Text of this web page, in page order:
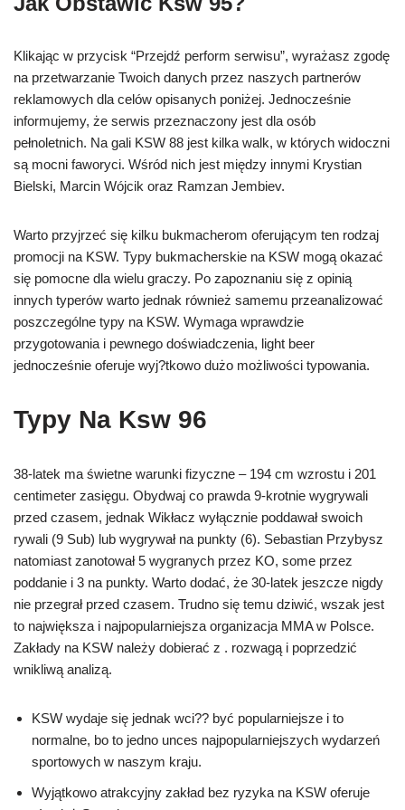
Klikając w przycisk “Przejdź perform serwisu”, wyrażasz zgodę
na przetwarzanie Twoich danych przez naszych partnerów
reklamowych dla celów opisanych poniżej. Jednocześnie
informujemy, że serwis przeznaczony jest dla osób
pełnoletnich. Na gali KSW 88 jest kilka walk, w których widoczni
są mocni faworyci. Wśród nich jest między innymi Krystian
Bielski, Marcin Wójcik oraz Ramzan Jembiev.
Warto przyjrzeć się kilku bukmacherom oferującym ten rodzaj
promocji na KSW. Typy bukmacherskie na KSW mogą okazać
się pomocne dla wielu graczy. Po zapoznaniu się z opinią
innych typerów warto jednak również samemu przeanalizować
poszczególne typy na KSW. Wymaga wprawdzie
przygotowania i pewnego doświadczenia, light beer
jednocześnie oferuje wyj?tkowo dużo możliwości typowania.
Typy Na Ksw 96
38-latek ma świetne warunki fizyczne – 194 cm wzrostu i 201
centimeter zasięgu. Obydwaj co prawda 9-krotnie wygrywali
przed czasem, jednak Wikłacz wyłącznie poddawał swoich
rywali (9 Sub) lub wygrywał na punkty (6). Sebastian Przybysz
natomiast zanotował 5 wygranych przez KO, some przez
poddanie i 3 na punkty. Warto dodać, że 30-latek jeszcze nigdy
nie przegrał przed czasem. Trudno się temu dziwić, wszak jest
to największa i najpopularniejsza organizacja MMA w Polsce.
Zakłady na KSW należy dobierać z . rozwagą i poprzedzić
wnikliwą analizą.
KSW wydaje się jednak wci?? być popularniejsze i to
normalne, bo to jedno unces najpopularniejszych wydarzeń
sportowych w naszym kraju.
Wyjątkowo atrakcyjny zakład bez ryzyka na KSW oferuje